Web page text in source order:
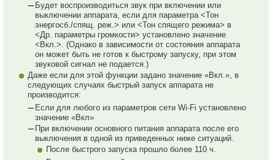
Будет воспроизводиться звук при включении или
выключении аппарата, если для параметра <Тон
энергосб./спящ. реж.> или <Тон спящего режима> в
<Др. параметры громкости> установлено значение
<Вкл.>. (Однако в зависимости от состояния аппарата
он может быть не готов к быстрому запуску, при этом
звуковой сигнал не подается.)
Даже если для этой функции задано значение «Вкл.», в
следующих случаях быстрый запуск аппарата не
производится:
Если для любого из параметров сети Wi-Fi установлено
значение «Вкл»
При включении основного питания аппарата после его
выключения в одной из приведенных ниже ситуаций.
После быстрого запуска прошло более 110 ч.